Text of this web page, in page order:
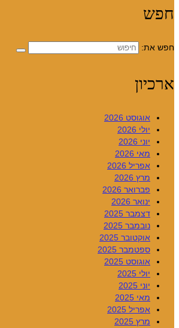
חפש
חפש את:
ארכיון
אוגוסט 2026
יולי 2026
יוני 2026
מאי 2026
אפריל 2026
מרץ 2026
פברואר 2026
ינואר 2026
דצמבר 2025
נובמבר 2025
אוקטובר 2025
ספטמבר 2025
אוגוסט 2025
יולי 2025
יוני 2025
מאי 2025
אפריל 2025
מרץ 2025